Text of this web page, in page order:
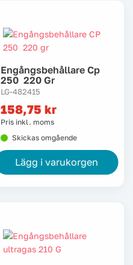
Engångsbehållare Cp
250 220 Gr
LG-482415
158,75 kr
Pris inkl. moms
Skickas omgående
Lägg i varukorgen